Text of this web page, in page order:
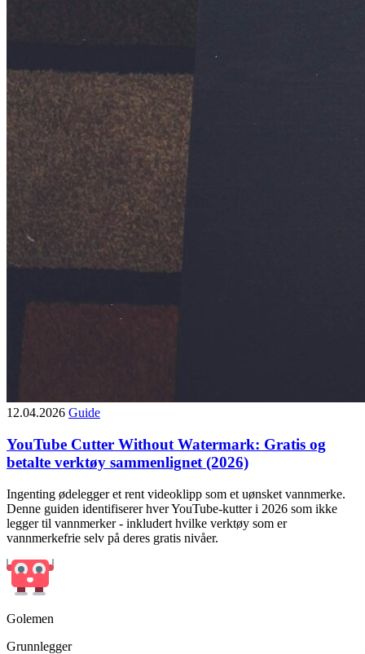
12.04.2026 Guide
YouTube Cutter Without Watermark: Gratis og
betalte verktøy sammenlignet (2026)
Ingenting ødelegger et rent videoklipp som et uønsket vannmerke.
Denne guiden identifiserer hver YouTube-kutter i 2026 som ikke
legger til vannmerker - inkludert hvilke verktøy som er
vannmerkefrie selv på deres gratis nivåer.
Golemen
Grunnlegger